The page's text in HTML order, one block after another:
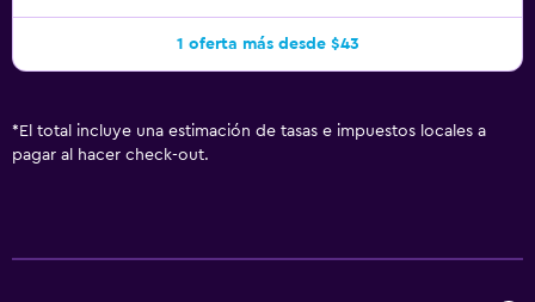
1 oferta más desde $43
* El total incluye una estimación de tasas e impuestos locales a
pagar al hacer check-out.